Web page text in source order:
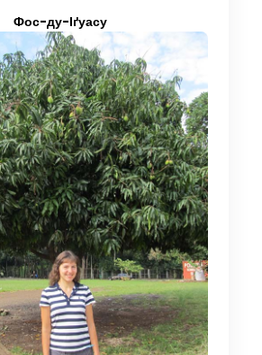
Фос-ду-Іґуасу